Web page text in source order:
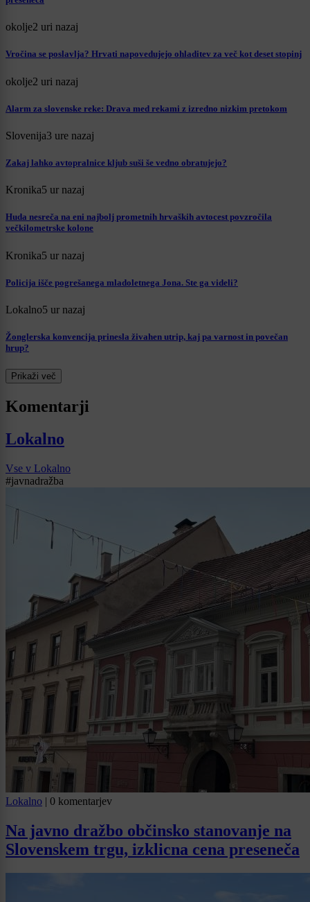
okolje2 uri nazaj
Vročina se poslavlja? Hrvati napovedujejo ohladitev za več kot deset stopinj
okolje2 uri nazaj
Alarm za slovenske reke: Drava med rekami z izredno nizkim pretokom
Slovenija3 ure nazaj
Zakaj lahko avtopralnice kljub suši še vedno obratujejo?
Kronika5 ur nazaj
Huda nesreča na eni najbolj prometnih hrvaških avtocest povzročila
večkilometrske kolone
Kronika5 ur nazaj
Policija išče pogrešanega mladoletnega Jona. Ste ga videli?
Lokalno5 ur nazaj
Žonglerska konvencija prinesla živahen utrip, kaj pa varnost in povečan
hrup?
Prikaži več
Komentarji
Lokalno
Vse v Lokalno
#javnadražba
Lokalno | 0 komentarjev
Na javno dražbo občinsko stanovanje na
Slovenskem trgu, izklicna cena preseneča